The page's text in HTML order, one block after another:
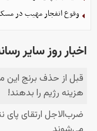
وقوع انفجار مهیب در